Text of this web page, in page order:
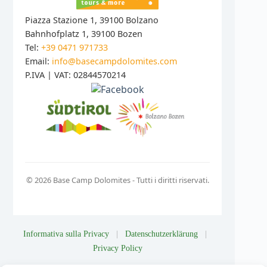
Piazza Stazione 1, 39100 Bolzano
Bahnhofplatz 1, 39100 Bozen
Tel:+39 0471 971733
Email: info@basecampdolomites.com
P.IVA | VAT: 02844570214
© 2026 Base Camp Dolomites - Tutti i diritti riservati.
Informativa sulla Privacy Datenschutzerklärung
Privacy Policy